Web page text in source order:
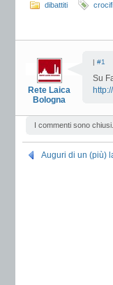
dibattiti
Rete Laica
Bologna
| #1
Su
I commenti sono chiusi.
Auguri di un (più)